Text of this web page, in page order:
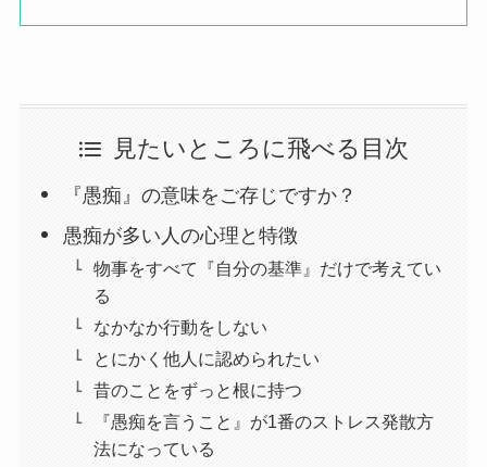
見たいところに飛べる目次
『愚痴』の意味をご存じですか？
愚痴が多い人の心理と特徴
物事をすべて『自分の基準』だけで考えてい
る
なかなか行動をしない
とにかく他人に認められたい
昔のことをずっと根に持つ
『愚痴を言うこと』が1番のストレス発散方
法になっている